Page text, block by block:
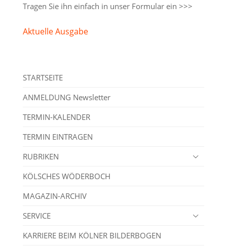
Tragen Sie ihn einfach in unser Formular ein >>>
Aktuelle Ausgabe
STARTSEITE
ANMELDUNG Newsletter
TERMIN-KALENDER
TERMIN EINTRAGEN
RUBRIKEN
KÖLSCHES WÖDERBOCH
MAGAZIN-ARCHIV
SERVICE
KARRIERE BEIM KÖLNER BILDERBOGEN